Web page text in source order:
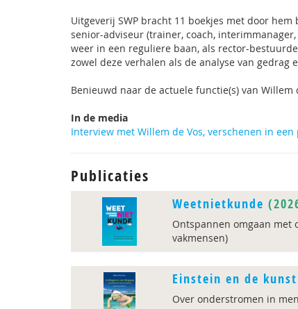
Uitgeverij SWP bracht 11 boekjes met door
senior-adviseur (trainer, coach,
weer in een reguliere baan, als rector-
zowel deze verhalen als de analyse van gedrag
Benieuwd naar de actuele functie(s) van Willem
In de media
Interview met Willem de Vos, verschenen in
Publicaties
Weetnietkunde
Ontspannen omgaan met
vakmensen)
Einstein en de
Over onderstromen in